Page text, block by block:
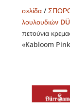
σελίδα/
λουλουδιών
πετούνια
«Kabloom